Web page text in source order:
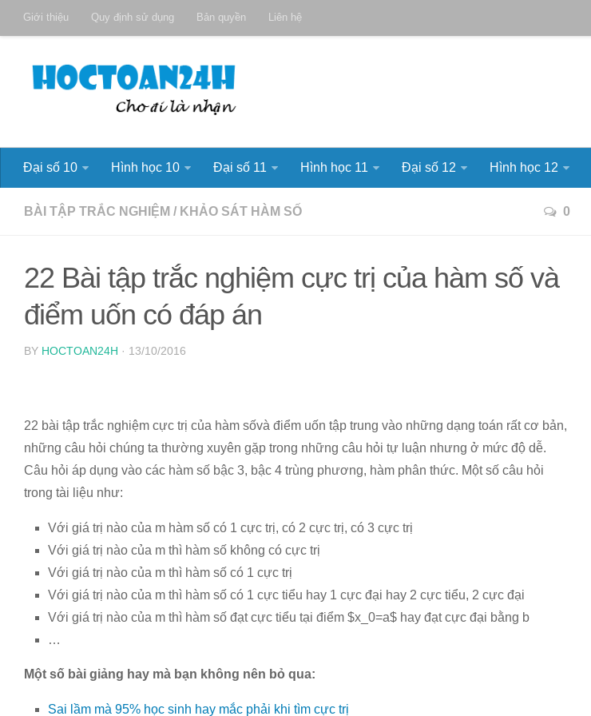
Giới thiệu Quy định sử dụng Bản quyền Liên hệ
Đại số 10 Hình học 10 Đại số 11 Hình học 11 Đại số 12 Hình học 12
BÀI TẬP TRẮC NGHIỆM / KHẢO SÁT HÀM SỐ 0
22 Bài tập trắc nghiệm cực trị của hàm số và
điểm uốn có đáp án
BY HOCTOAN24H · 13/10/2016
22 bài tập trắc nghiệm cực trị của hàm sốvà điểm uốn tập trung vào những dạng toán rất cơ bản,
những câu hỏi chúng ta thường xuyên gặp trong những câu hỏi tự luận nhưng ở mức độ dễ.
Câu hỏi áp dụng vào các hàm số bậc 3, bậc 4 trùng phương, hàm phân thức. Một số câu hỏi
trong tài liệu như:
Với giá trị nào của m hàm số có 1 cực trị, có 2 cực trị, có 3 cực trị
Với giá trị nào của m thì hàm số không có cực trị
Với giá trị nào của m thì hàm số có 1 cực trị
Với giá trị nào của m thì hàm số có 1 cực tiểu hay 1 cực đại hay 2 cực tiểu, 2 cực đại
Với giá trị nào của m thì hàm số đạt cực tiểu tại điểm $x_0=a$ hay đạt cực đại bằng b
…
Một số bài giảng hay mà bạn không nên bỏ qua:
Sai lầm mà 95% học sinh hay mắc phải khi tìm cực trị